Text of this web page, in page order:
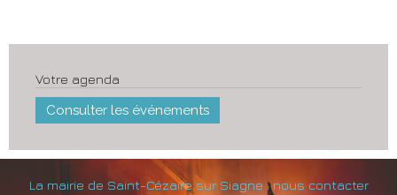
Votre agenda
Consulter les événements
La mairie de Saint-Cézaire sur Siagne : nous contacter